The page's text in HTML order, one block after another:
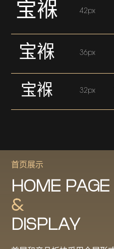
宝褓 42px
宝褓 36px
宝褓 32px
首页展示
HOME PAGE
&
DISPLAY